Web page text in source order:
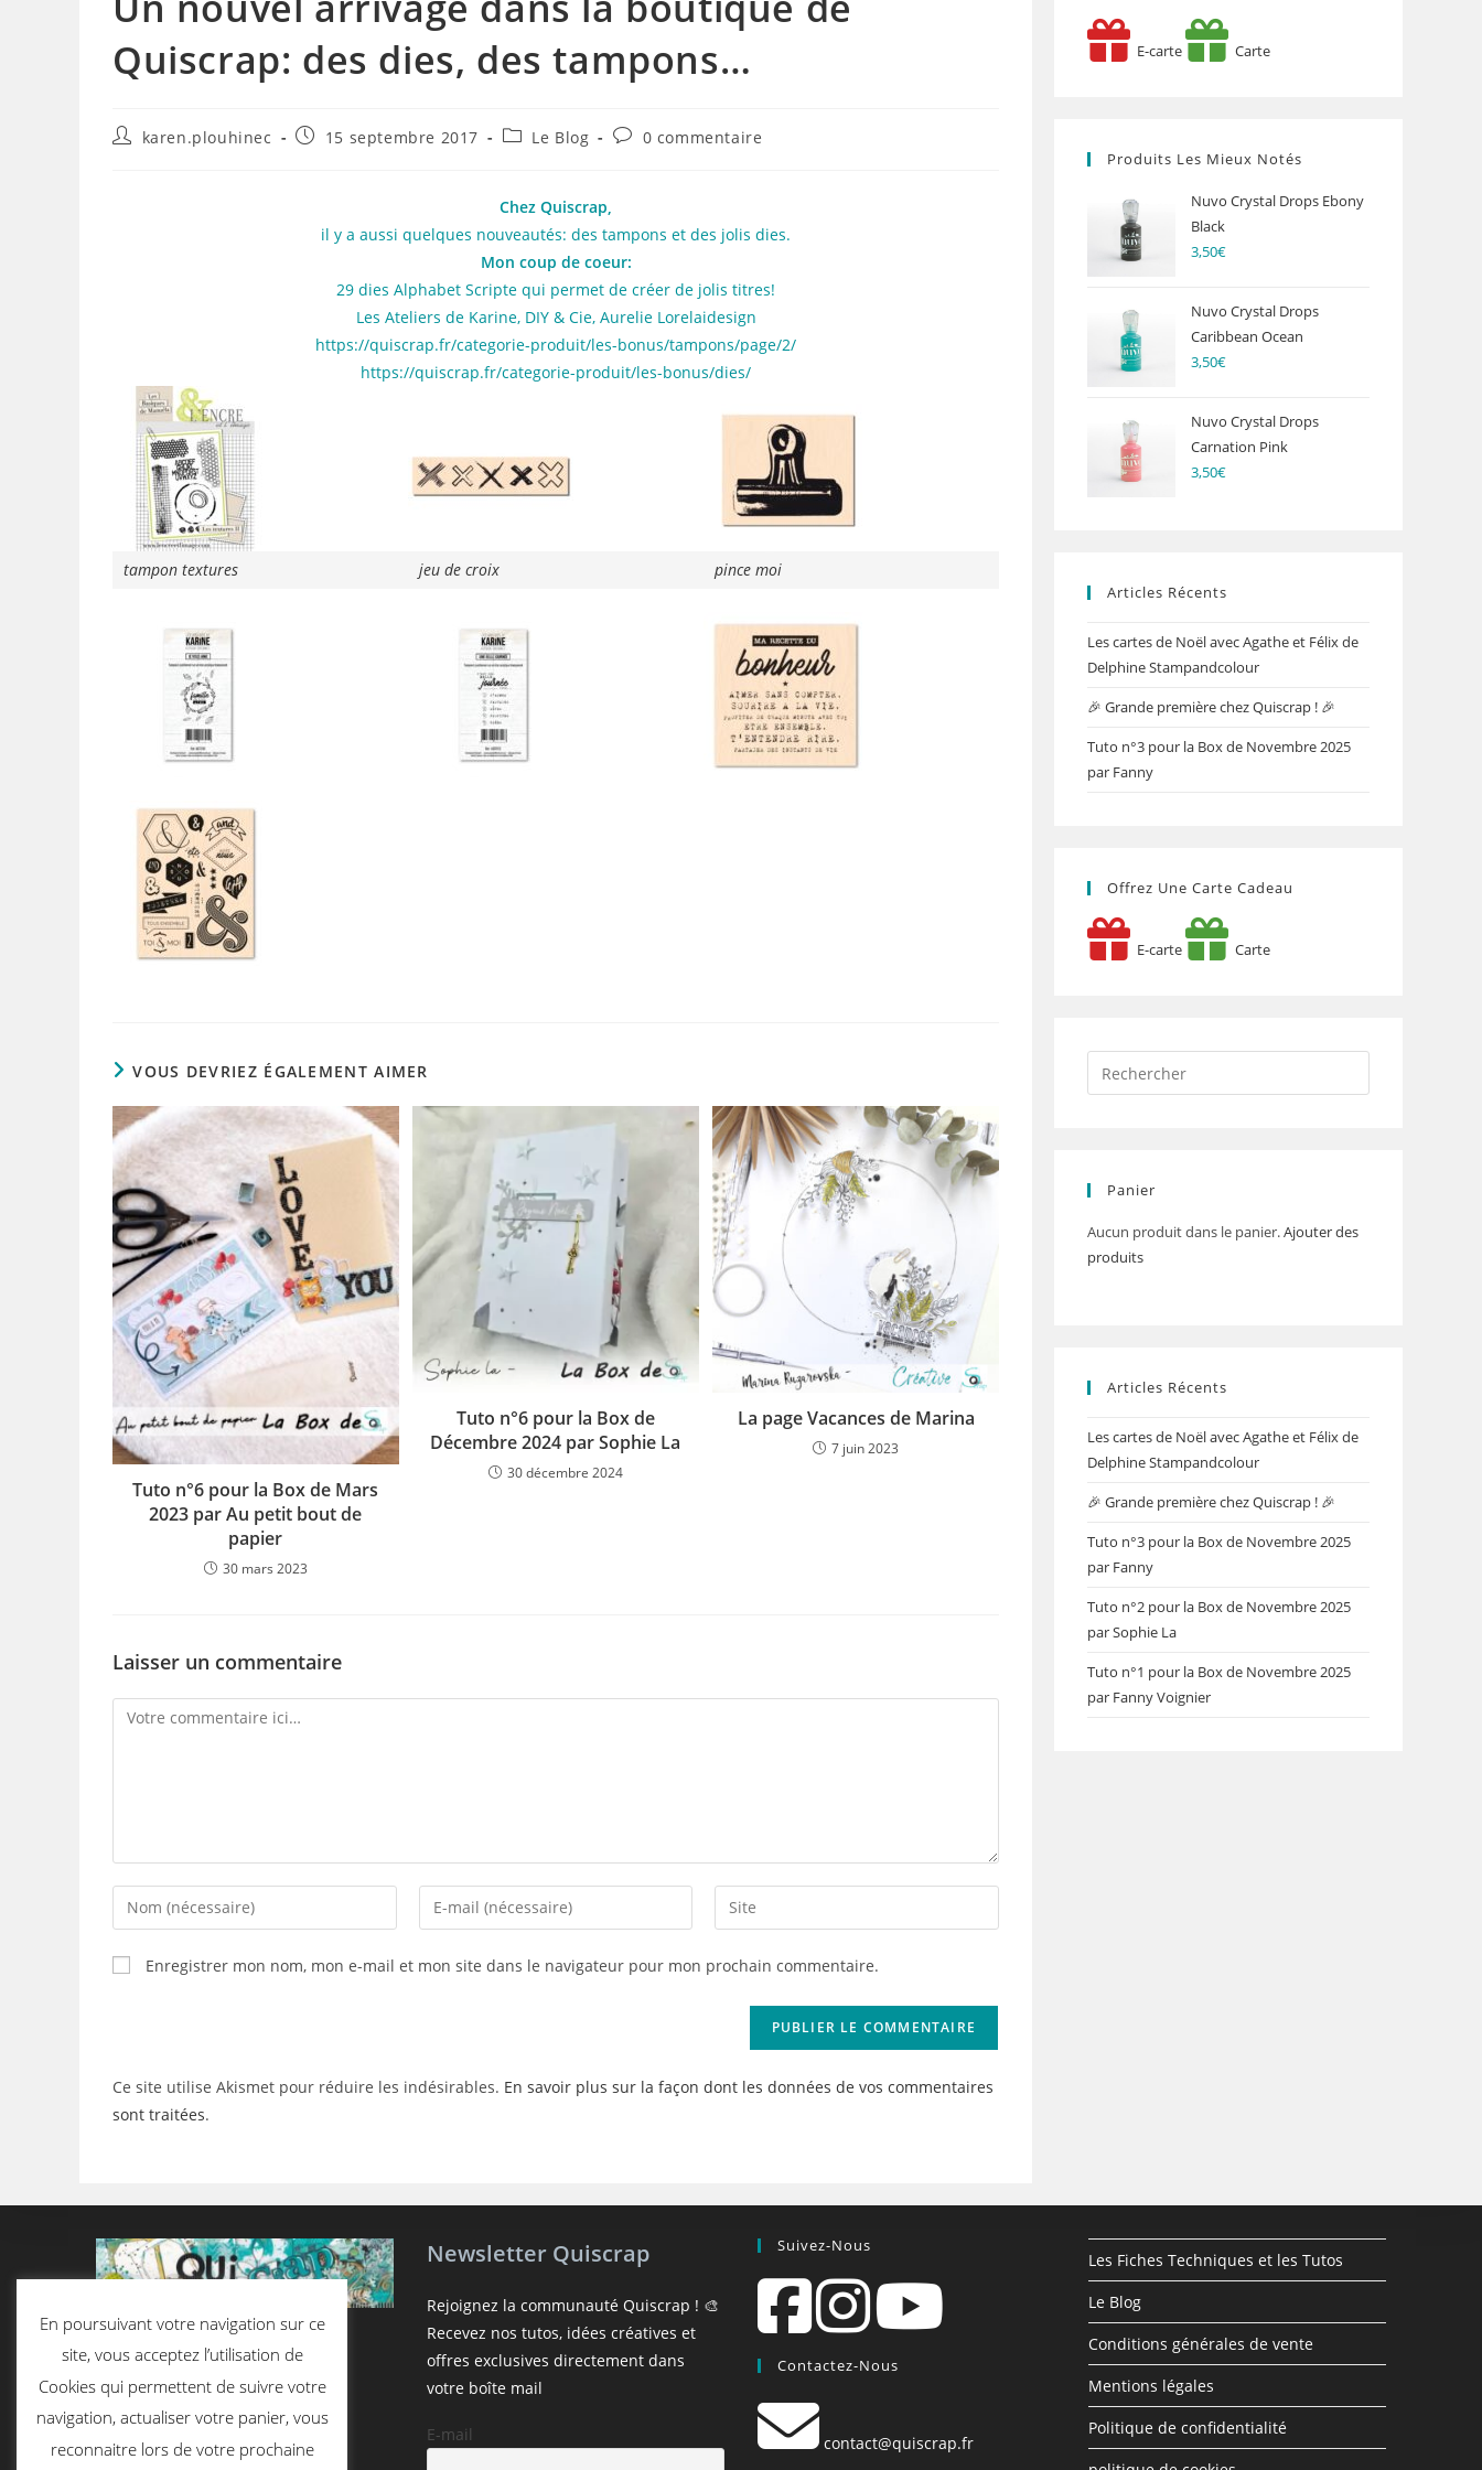
Quiscrap: des dies, des tampons…
Auteur/autrice
karen.plouhinec
Publication
15 septembre 2017
PostLe Blog
Commentaires
0 commentaire
Chez Quiscrap,
il y a aussi quelques nouveautés: des tampons et des jolis dies.
Mon coup de coeur:
29 dies Alphabet Scripte qui permet de créer de jolis titres!
Les Ateliers de Karine, DIY & Cie, Aurelie Lorelaidesign
https://quiscrap.fr/categorie-produit/les-bonus/tampons/page/2/
https://quiscrap.fr/categorie-produit/les-bonus/dies/
tampon textures jeu de croix pince moi
VOUS DEVRIEZ ÉGALEMENT AIMER
Tuto n°6 pour la Box de Mars
2023 par Au petit bout de
papier
30 mars 2023
Tuto n°6 pour la Box de
Décembre 2024 par Sophie La
30 décembre 2024
La page Vacances de Marina
7 juin 2023
Laisser un commentaire
Comment
Enter
your
name
or
Enter
your
Saisir
l’URL
(facultatif)
Enregistrer mon nom, mon e-mail et mon site dans le navigateur pour mon prochain commentaire.
Ce site utilise Akismet pour réduire les indésirables. En savoir plus sur la façon dont les données de vos commentaires
sont traitées.
E-carte Carte
Produits Les Mieux Notés
Nuvo Crystal Drops Ebony
Black
3,50€
Nuvo Crystal Drops
Caribbean Ocean
3,50€
Nuvo Crystal Drops
Carnation Pink
3,50€
Articles Récents
Les cartes de Noël avec Agathe et Félix de
Delphine Stampandcolour
🎉 Grande première chez Quiscrap ! 🎉
Tuto n°3 pour la Box de Novembre 2025
par Fanny
Offrez Une Carte Cadeau
E-carte Carte
Panier
Aucun produit dans le panier.Ajouter des
produits
Articles Récents
Les cartes de Noël avec Agathe et Félix de
Delphine Stampandcolour
🎉 Grande première chez Quiscrap ! 🎉
Tuto n°3 pour la Box de Novembre 2025
par Fanny
Tuto n°2 pour la Box de Novembre 2025
par Sophie La
Tuto n°1 pour la Box de Novembre 2025
par Fanny Voignier
Newsletter Quiscrap
Rejoignez la communauté Quiscrap ! 🎨
Recevez nos tutos, idées créatives et
offres exclusives directement dans
votre boîte mail
E-mail
Suivez-Nous
Contactez-Nous
contact@quiscrap.fr
Les Fiches Techniques et les Tutos
Le Blog
Conditions générales de vente
Mentions légales
Politique de confidentialité
En poursuivant votre navigation sur ce
site, vous acceptez l’utilisation de
Cookies qui permettent de suivre votre
navigation, actualiser votre panier, vous
reconnaitre lors de votre prochaine